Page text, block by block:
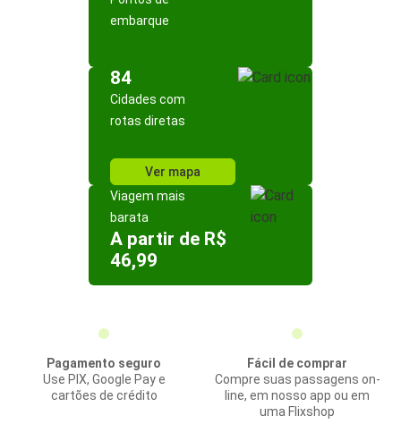
embarque
84
Cidades com
rotas diretas
Ver mapa
Viagem mais
barata
A partir de R$
46,99
Pagamento seguro
Use PIX, Google Pay e
cartões de crédito
Fácil de comprar
Compre suas passagens on-
line, em nosso app ou em
uma Flixshop